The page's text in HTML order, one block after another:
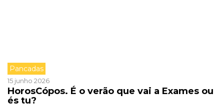
Pancadas
15 junho 2026
HorosCópos. É o verão que vai a Exames ou
és tu?